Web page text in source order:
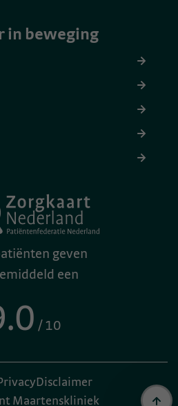
in beweging
geven
een
/ 10
Disclaimer
Maartenskliniek